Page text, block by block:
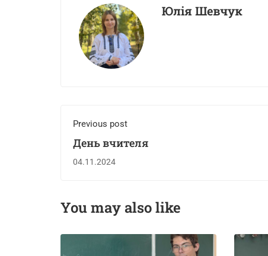
Юлія Шевчук
Previous post
День вчителя
04.11.2024
You may also like